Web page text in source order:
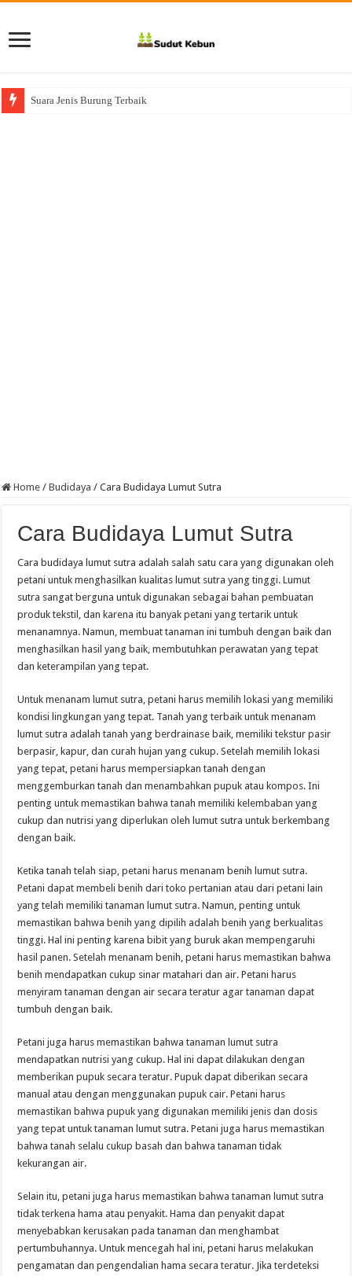
Suara Jenis Burung Terbaik
Home / Budidaya / Cara Budidaya Lumut Sutra
Cara Budidaya Lumut Sutra
Cara budidaya lumut sutra adalah salah satu cara yang digunakan oleh
petani untuk menghasilkan kualitas lumut sutra yang tinggi. Lumut
sutra sangat berguna untuk digunakan sebagai bahan pembuatan
produk tekstil, dan karena itu banyak petani yang tertarik untuk
menanamnya. Namun, membuat tanaman ini tumbuh dengan baik dan
menghasilkan hasil yang baik, membutuhkan perawatan yang tepat
dan keterampilan yang tepat.
Untuk menanam lumut sutra, petani harus memilih lokasi yang memiliki
kondisi lingkungan yang tepat. Tanah yang terbaik untuk menanam
lumut sutra adalah tanah yang berdrainase baik, memiliki tekstur pasir
berpasir, kapur, dan curah hujan yang cukup. Setelah memilih lokasi
yang tepat, petani harus mempersiapkan tanah dengan
menggemburkan tanah dan menambahkan pupuk atau kompos. Ini
penting untuk memastikan bahwa tanah memiliki kelembaban yang
cukup dan nutrisi yang diperlukan oleh lumut sutra untuk berkembang
dengan baik.
Ketika tanah telah siap, petani harus menanam benih lumut sutra.
Petani dapat membeli benih dari toko pertanian atau dari petani lain
yang telah memiliki tanaman lumut sutra. Namun, penting untuk
memastikan bahwa benih yang dipilih adalah benih yang berkualitas
tinggi. Hal ini penting karena bibit yang buruk akan mempengaruhi
hasil panen. Setelah menanam benih, petani harus memastikan bahwa
benih mendapatkan cukup sinar matahari dan air. Petani harus
menyiram tanaman dengan air secara teratur agar tanaman dapat
tumbuh dengan baik.
Petani juga harus memastikan bahwa tanaman lumut sutra
mendapatkan nutrisi yang cukup. Hal ini dapat dilakukan dengan
memberikan pupuk secara teratur. Pupuk dapat diberikan secara
manual atau dengan menggunakan pupuk cair. Petani harus
memastikan bahwa pupuk yang digunakan memiliki jenis dan dosis
yang tepat untuk tanaman lumut sutra. Petani juga harus memastikan
bahwa tanah selalu cukup basah dan bahwa tanaman tidak
kekurangan air.
Selain itu, petani juga harus memastikan bahwa tanaman lumut sutra
tidak terkena hama atau penyakit. Hama dan penyakit dapat
menyebabkan kerusakan pada tanaman dan menghambat
pertumbuhannya. Untuk mencegah hal ini, petani harus melakukan
pengamatan dan pengendalian hama secara teratur. Jika terdeteksi